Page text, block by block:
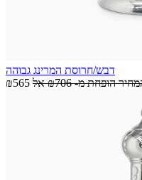
דבש/חרוסת המרינג גבוהה
₪565
הופחת מ-₪706 אל